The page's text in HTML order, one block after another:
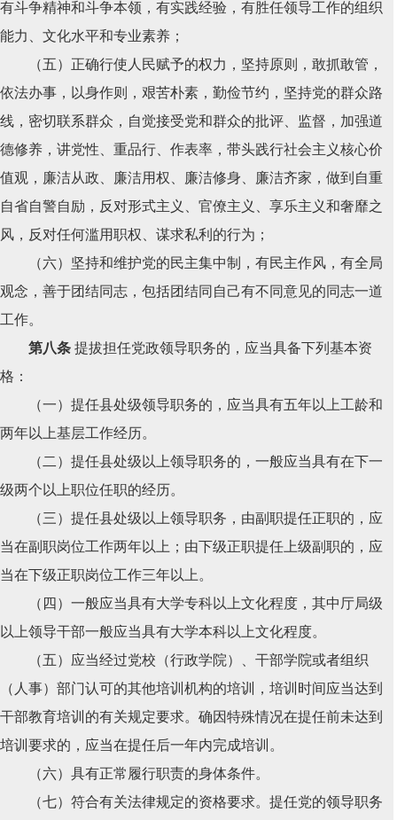
有斗争精神和斗争本领，有实践经验，有胜任领导工作的组织
能力、文化水平和专业素养；
（五）正确行使人民赋予的权力，坚持原则，敢抓敢管，
依法办事，以身作则，艰苦朴素，勤俭节约，坚持党的群众路
线，密切联系群众，自觉接受党和群众的批评、监督，加强道
德修养，讲党性、重品行、作表率，带头践行社会主义核心价
值观，廉洁从政、廉洁用权、廉洁修身、廉洁齐家，做到自重
自省自警自励，反对形式主义、官僚主义、享乐主义和奢靡之
风，反对任何滥用职权、谋求私利的行为；
（六）坚持和维护党的民主集中制，有民主作风，有全局
观念，善于团结同志，包括团结同自己有不同意见的同志一道
工作。
第八条 提拔担任党政领导职务的，应当具备下列基本资
格：
（一）提任县处级领导职务的，应当具有五年以上工龄和
两年以上基层工作经历。
（二）提任县处级以上领导职务的，一般应当具有在下一
级两个以上职位任职的经历。
（三）提任县处级以上领导职务，由副职提任正职的，应
当在副职岗位工作两年以上；由下级正职提任上级副职的，应
当在下级正职岗位工作三年以上。
（四）一般应当具有大学专科以上文化程度，其中厅局级
以上领导干部一般应当具有大学本科以上文化程度。
（五）应当经过党校（行政学院）、干部学院或者组织
（人事）部门认可的其他培训机构的培训，培训时间应当达到
干部教育培训的有关规定要求。确因特殊情况在提任前未达到
培训要求的，应当在提任后一年内完成培训。
（六）具有正常履行职责的身体条件。
（七）符合有关法律规定的资格要求。提任党的领导职务